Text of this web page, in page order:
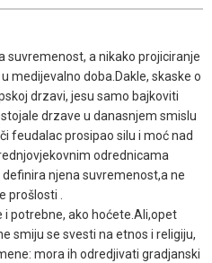
suvremenost, a nikako projiciranje
medijevalno doba.Dakle, skaske o
drzavi, jesu samo bajkoviti
drzave u danasnjem smislu
feudalac prosipao silu i moć nad
odrednicama
njena suvremenost,a ne
prošlosti .
i potrebne, ako hoćete.Ali,opet
smiju se svesti na etnos i religiju,
mora ih odredjivati gradjanski